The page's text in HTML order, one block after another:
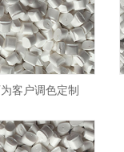
客户调色定制